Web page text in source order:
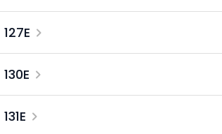
127E
130E
131E